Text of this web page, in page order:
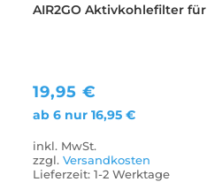
AIR2GO Aktivkohlefilter für
19,95€
ab 6 nur16,95€
inkl. MwSt.
zzgl.Versandkosten
Lieferzeit:1-2 Werktage